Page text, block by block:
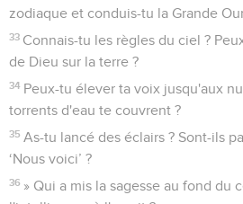
zodiaque et conduis-tu la Grande
33 Connais-tu les règles du ciel ?
de Dieu sur la terre ?
34 Peux-tu élever ta voix jusqu'aux
torrents d'eau te couvrent ?
35 As-tu lancé des éclairs ? Sont-ils
‘Nous voici’ ?
36 » Qui a mis la sagesse au fond du